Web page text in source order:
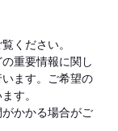
ください。
重要情報に関し
ます。ご希望の
す。
かかる場合がご